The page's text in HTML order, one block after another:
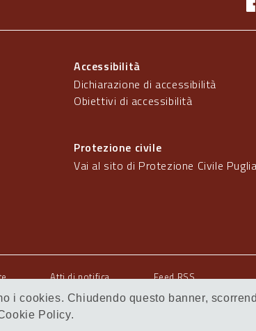
i cookies. Chiudendo questo banner,
Policy.
Accessibilità
Dichiarazione di accessibilità
Obiettivi di accessibilità
Protezione civile
Vai al sito di Protezione Civile Puglia
Atti di notifica
Feed RSS